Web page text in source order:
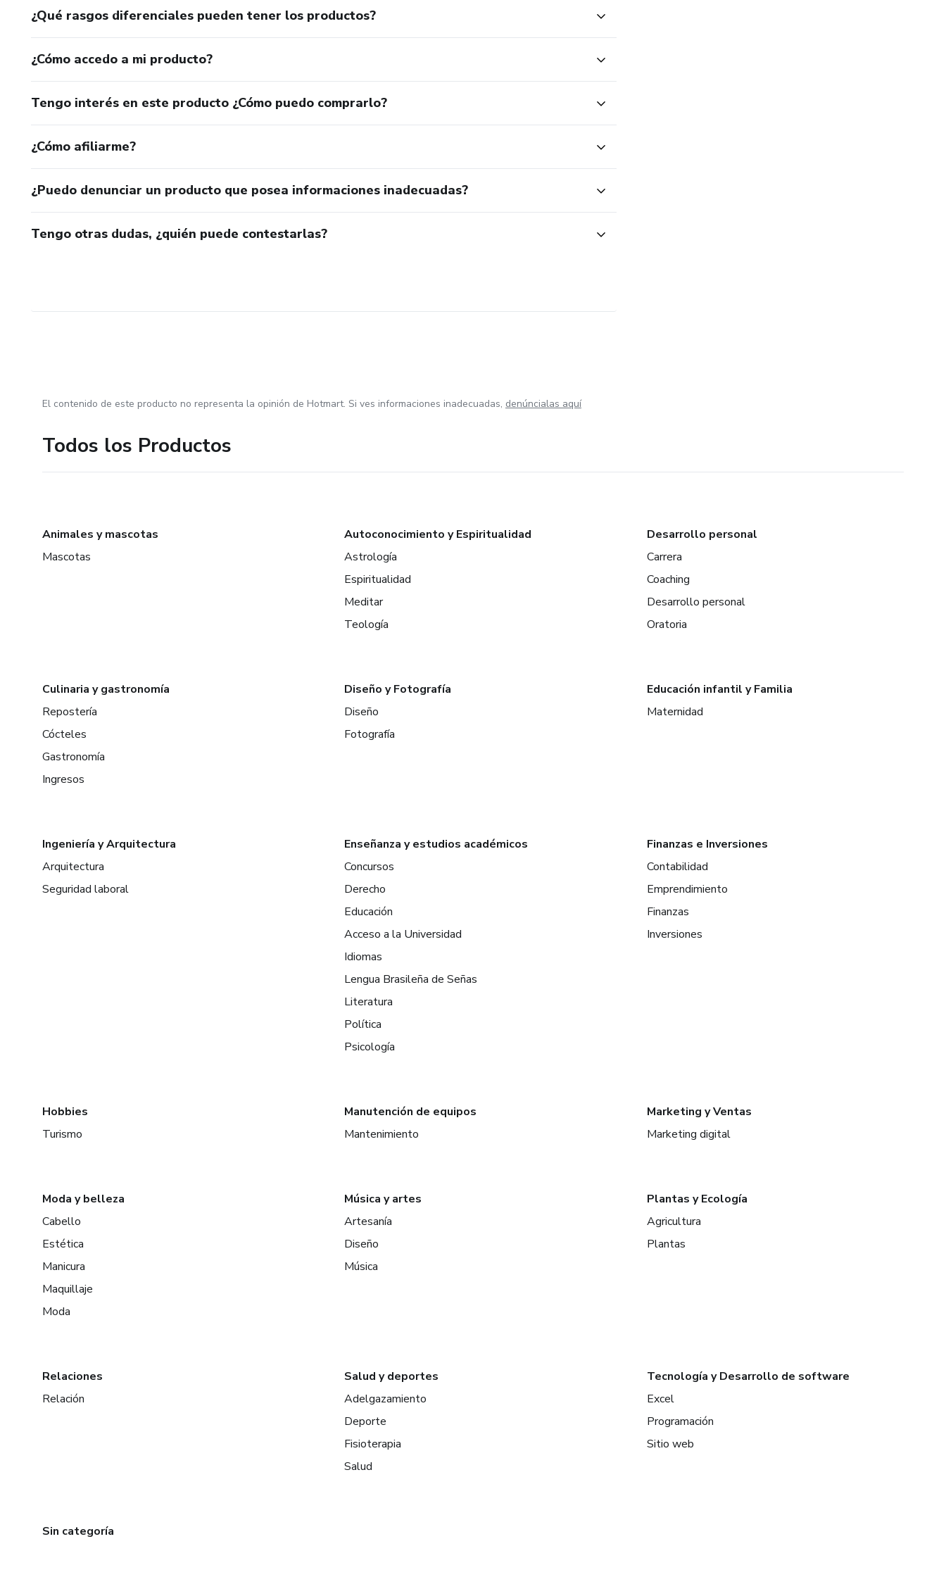
¿Qué rasgos diferenciales pueden tener los productos?
¿Cómo accedo a mi producto?
Tengo interés en este producto ¿Cómo puedo comprarlo?
¿Cómo afiliarme?
¿Puedo denunciar un producto que posea informaciones inadecuadas?
Tengo otras dudas, ¿quién puede contestarlas?
El contenido de este producto no representa la opinión de Hotmart. Si ves informaciones inadecuadas, denúncialas aquí
Todos los Productos
Animales y mascotas
Mascotas
Autoconocimiento y Espiritualidad
Astrología
Espiritualidad
Meditar
Teología
Desarrollo personal
Carrera
Coaching
Desarrollo personal
Oratoria
Culinaria y gastronomía
Repostería
Cócteles
Gastronomía
Ingresos
Diseño y Fotografía
Diseño
Fotografía
Educación infantil y Familia
Maternidad
Ingeniería y Arquitectura
Arquitectura
Seguridad laboral
Enseñanza y estudios académicos
Concursos
Derecho
Educación
Acceso a la Universidad
Idiomas
Lengua Brasileña de Señas
Literatura
Política
Psicología
Finanzas e Inversiones
Contabilidad
Emprendimiento
Finanzas
Inversiones
Hobbies
Turismo
Manutención de equipos
Mantenimiento
Marketing y Ventas
Marketing digital
Moda y belleza
Cabello
Estética
Manicura
Maquillaje
Moda
Música y artes
Artesanía
Diseño
Música
Plantas y Ecología
Agricultura
Plantas
Relaciones
Relación
Salud y deportes
Adelgazamiento
Deporte
Fisioterapia
Salud
Tecnología y Desarrollo de software
Excel
Programación
Sitio web
Sin categoría